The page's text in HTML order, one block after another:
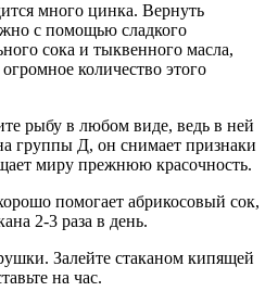
много цинка. Вернуть
с помощью сладкого
сока и тыквенного масла,
количество этого
рыбу в любом виде, ведь в ней
группы Д, он снимает признаки
миру прежнюю красочность.
помогает абрикосовый сок,
2-3 раза в день.
Залейте стаканом кипящей
на час.